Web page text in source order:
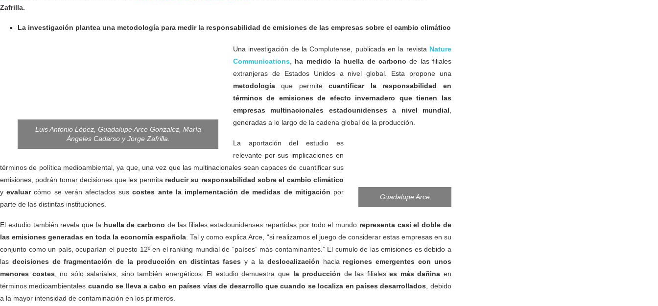
Zafrilla.
La investigación plantea una metodología para medir la responsabilidad de emisiones de las empresas sobre el cambio climático
Luis Antonio López, Guadalupe Arce Gonzalez, María
Ángeles Cadarso y Jorge Zafrilla.
Una investigación de la Complutense, publicada en la revista Nature
Communications, ha medido la huella de carbono de las filiales
extranjeras de Estados Unidos a nivel global. Esta propone una
metodologíaque permitecuantificar la responsabilidad en
términos de emisiones de efecto invernadero que tienen las
empresas multinacionales estadounidenses a nivel mundial,
generadas a lo largo de la cadena global de la producción.
Guadalupe Arce
La aportación del estudio es
relevante por sus implicaciones en
términos de política medioambiental, ya que, una vez que las multinacionales sean capaces de cuantificar sus
emisiones, podrán tomar decisiones que les permita reducir su responsabilidad sobre el cambio climático
yevaluarcómo se verán afectados suscostes ante la implementación de medidas de mitigación por
parte de las distintas instituciones.
El estudio también revela que la huella de carbono de las filiales estadounidenses repartidas por todo el mundo representa casi el doble de
las emisiones generadas en toda la economía española. Tal y como explica Arce, “si realizamos el juego de considerar estas empresas en su
conjunto como un país, ocuparían el puesto 12º en el ranking mundial de “países” más contaminantes.” El cumulo de las emisiones es debido a
las decisiones de fragmentación de la producción en distintas fases y a la deslocalización hacia regiones emergentes con unos
menores costes, no sólo salariales, sino también energéticos. El estudio demuestra que la producción de las filialeses más dañina en
términos medioambientales cuando se lleva a cabo en países vías de desarrollo que cuando se localiza en países desarrollados, debido
a la mayor intensidad de contaminación en los primeros.